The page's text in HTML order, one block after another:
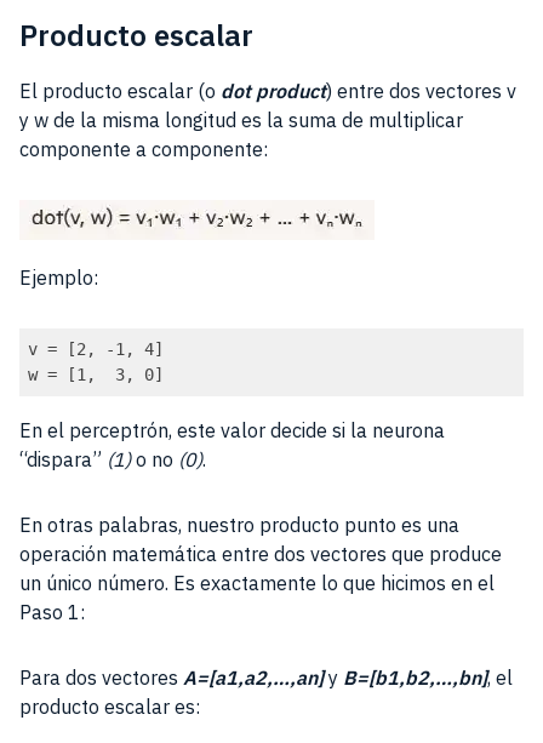
Producto escalar
El producto escalar (o dot product) entre dos vectores v
y w de la misma longitud es la suma de multiplicar
componente a componente:
Ejemplo:
v = [2, -1, 4]
w = [1,  3, 0]
En el perceptrón, este valor decide si la neurona
“dispara” (1)o no (0).
En otras palabras, nuestro producto punto es una
operación matemática entre dos vectores que produce
un único número. Es exactamente lo que hicimos en el
Paso 1:
Para dos vectores A=[a1​,a2​,…,an​]y B=[b1​,b2​,…,bn​], el
producto escalar es: